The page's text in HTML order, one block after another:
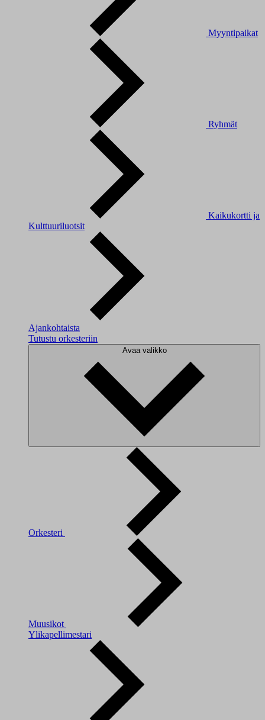
Myyntipaikat
Ryhmät
Kaikukortti ja
Kulttuuriluotsit
Ajankohtaista
Tutustu orkesteriin
Avaa valikko
Orkesteri
Muusikot
Ylikapellimestari